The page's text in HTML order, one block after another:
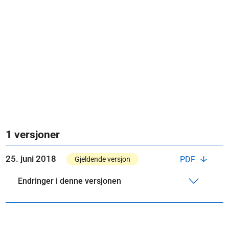
1 versjoner
PDF
25. juni 2018 Gjeldende versjon
Endringer i denne versjonen